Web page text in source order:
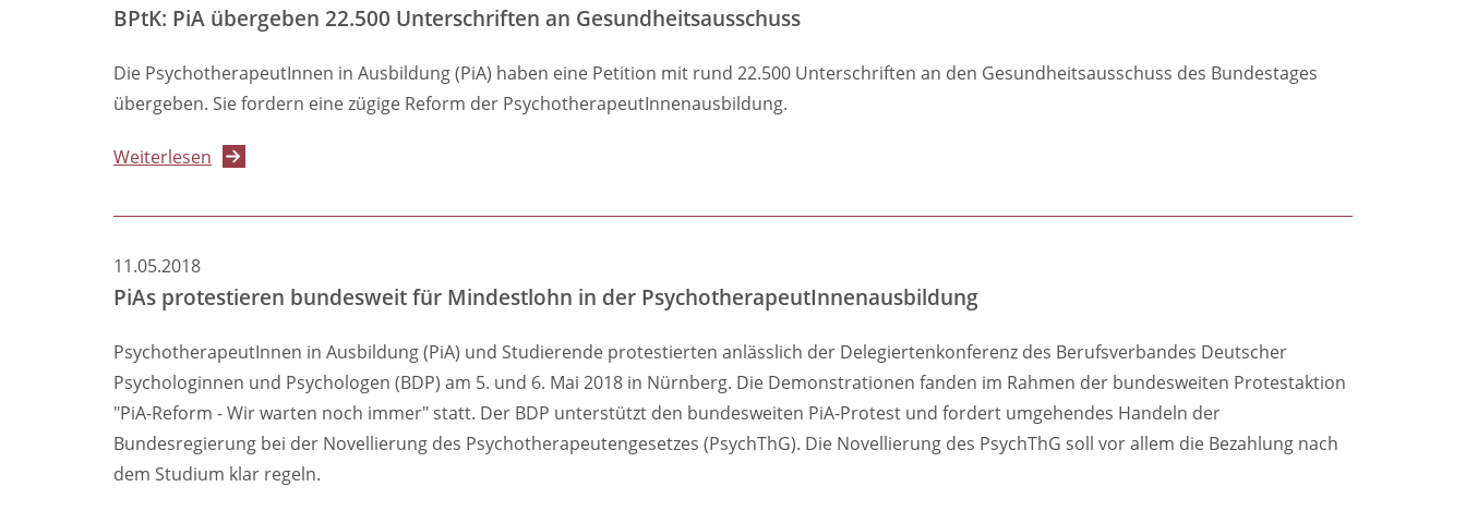
BPtK: PiA übergeben 22.500 Unterschriften an Gesundheitsausschuss
Die PsychotherapeutInnen in Ausbildung (PiA) haben eine Petition mit rund 22.500 Unterschriften an den Gesundheitsausschuss des Bundestages
übergeben. Sie fordern eine zügige Reform der PsychotherapeutInnenausbildung.
Weiterlesen über
PiA
Unterschriften
Gesundheitsausschuss
11.05.2018
PiAs protestieren bundesweit für Mindestlohn in der PsychotherapeutInnenausbildung
PsychotherapeutInnen in Ausbildung (PiA) und Studierende protestierten anlässlich der Delegiertenkonferenz des Berufsverbandes Deutscher
Psychologinnen und Psychologen (BDP) am 5. und 6. Mai 2018 in Nürnberg. Die Demonstrationen fanden im Rahmen der bundesweiten Protestaktion
"PiA-Reform - Wir warten noch immer" statt. Der BDP unterstützt den bundesweiten PiA-Protest und fordert umgehendes Handeln der
Bundesregierung bei der Novellierung des Psychotherapeutengesetzes (PsychThG). Die Novellierung des PsychThG soll vor allem die Bezahlung nach
dem Studium klar regeln.